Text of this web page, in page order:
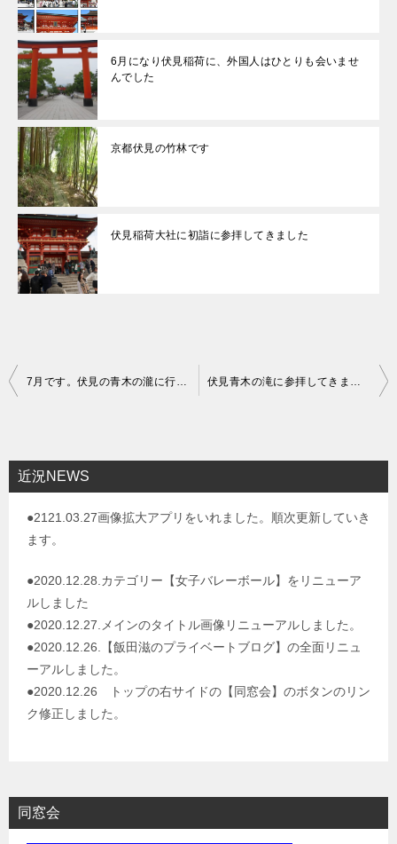
6月になり伏見稲荷に、外国人はひとりも会いませ
んでした
京都伏見の竹林です
伏見稲荷大社に初詣に参拝してきました
投
ビ
ゲ
7月です。伏見の青木の瀧に行ってきました。 伏見青木の滝に参拝してきました
近況NEWS
●2121.03.27画像拡大アプリをいれました。順次更新していき
ます。
●2020.12.28.カテゴリー【女子バレーボール】をリニューア
ルしました
●2020.12.27.メインのタイトル画像リニューアルしました。
●2020.12.26.【飯田滋のプライベートブログ】の全面リニュ
ーアルしました。
●2020.12.26 トップの右サイドの【同窓会】のボタンのリン
ク修正しました。
同窓会